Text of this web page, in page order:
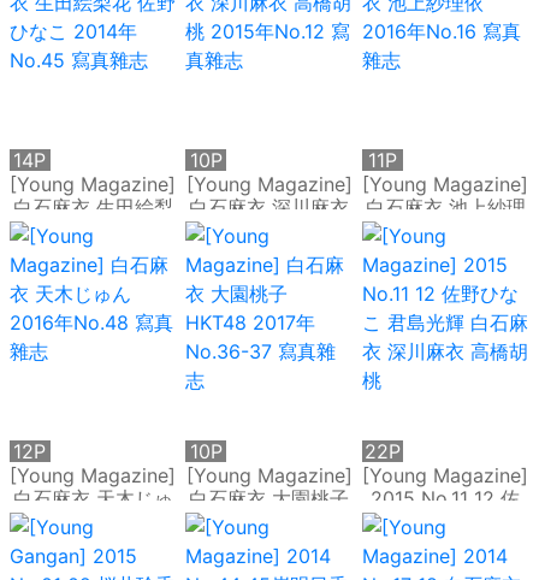
[Young Magazine]
白石麻衣 生田絵梨
花 佐野ひなこ
2014年No.45 寫真
雜志
14P
[Young Magazine]
白石麻衣 深川麻衣
高橋胡桃 2015年
No.12 寫真雜志
10P
[Young Magazine]
白石麻衣 池上紗理
依 2016年No.16 寫
真雜志
11P
[Young Magazine]
白石麻衣 天木じゅ
ん 2016年No.48
寫真雜志
12P
[Young Magazine]
白石麻衣 大園桃子
HKT48 2017年
No.36-37 寫真雜
志
10P
[Young Magazine]
2015 No.11 12 佐
野ひなこ 君島光輝
白石麻衣 深川麻衣
高橋胡桃
22P